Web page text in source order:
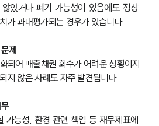
소식/자료
언론보도
공지사항
법률 블로그
터/브로슈어
세미나
았거나 폐기 가능성이 있음에도 정상
가 과대평가되는 경우가 있습니다.
제
되어 매출채권 회수가 어려운 상황이지
지 않은 사례도 자주 발견됩니다.
가능성, 환경 관련 책임 등 재무제표에